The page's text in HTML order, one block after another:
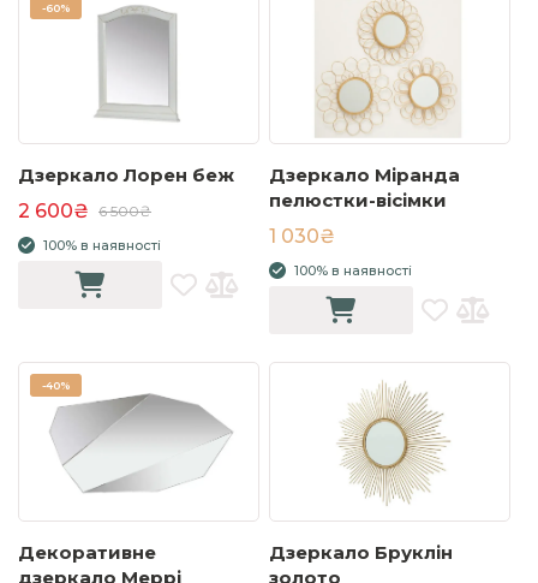
-60%
Дзеркало Лорен беж
2 600₴ 6 500₴
100% в наявності
Дзеркало Міранда
пелюстки-вісімки
1 030₴
100% в наявності
-40%
Декоративне
дзеркало Меррі
Дзеркало Бруклін
золото